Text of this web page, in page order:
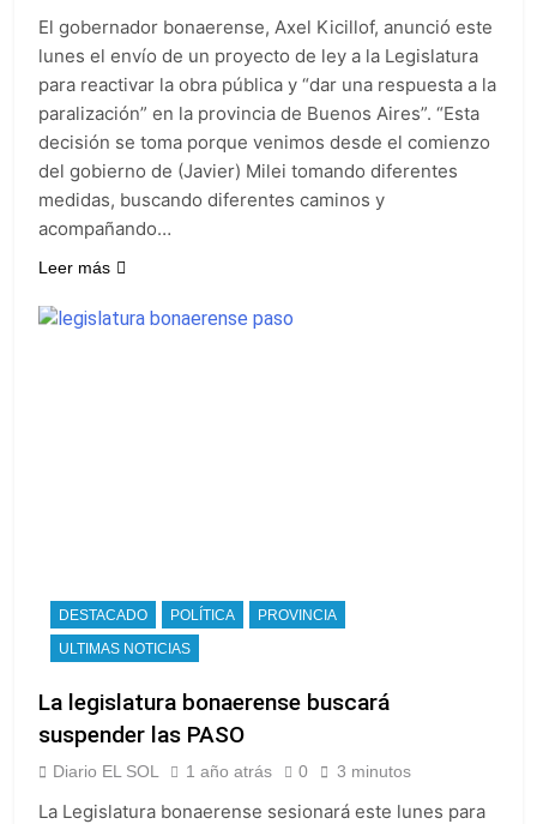
El gobernador bonaerense, Axel Kicillof, anunció este
lunes el envío de un proyecto de ley a la Legislatura
para reactivar la obra pública y “dar una respuesta a la
paralización” en la provincia de Buenos Aires”. “Esta
decisión se toma porque venimos desde el comienzo
del gobierno de (Javier) Milei tomando diferentes
medidas, buscando diferentes caminos y
acompañando…
Leer más
DESTACADO POLÍTICA
PROVINCIA
ULTIMAS NOTICIAS
La legislatura bonaerense buscará
suspender las PASO
Diario EL SOL 1 año atrás 0 3 minutos
La Legislatura bonaerense sesionará este lunes para